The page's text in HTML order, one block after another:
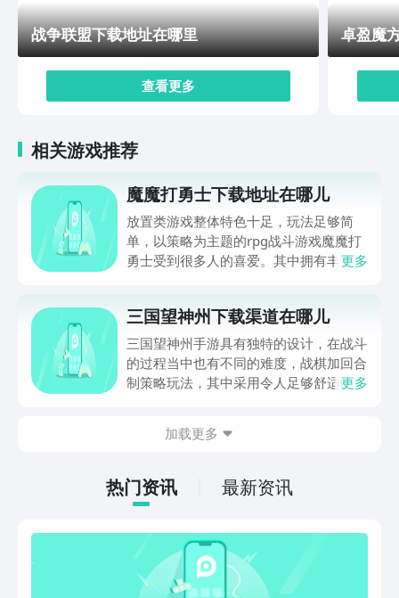
战争联盟下载地址在哪里
查看更多
卓盈魔
相关游戏推荐
魔魔打勇士下载地址在哪儿
放置类游戏整体特色十足，玩法足够简
单，以策略为主题的rpg战斗游戏魔魔打
勇士受到很多人的喜爱。其中拥有丰富的
玩家对此都非常感兴趣，并不了解具体的
下载方式，今天小编为大家推送下载链
接，点击进入就能极速安装。
更多
三国望神州下载渠道在哪儿
三国望神州手游具有独特的设计，在战斗
的过程当中也有不同的难度，战棋加回合
制策略玩法，其中采用令人足够舒适的水
儿？众多玩家都希望参与其中，但却并不
问，小编为大家寻找到具体的下载链接，
只要点击进入就能够轻松安装，享受我国
更多
加载更多
热门资讯 最新资讯